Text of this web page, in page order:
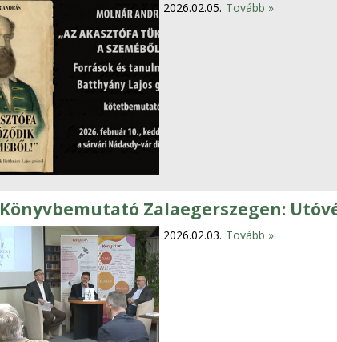
2026.02.05. Tovább »
Könyvbemutató Zalaegerszegen:
2026.02.03. Tovább »